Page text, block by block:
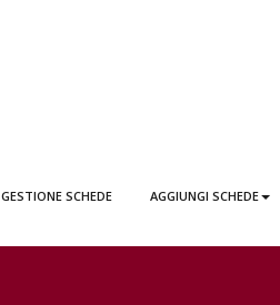
GESTIONE SCHEDE AGGIUNGI SCHEDE